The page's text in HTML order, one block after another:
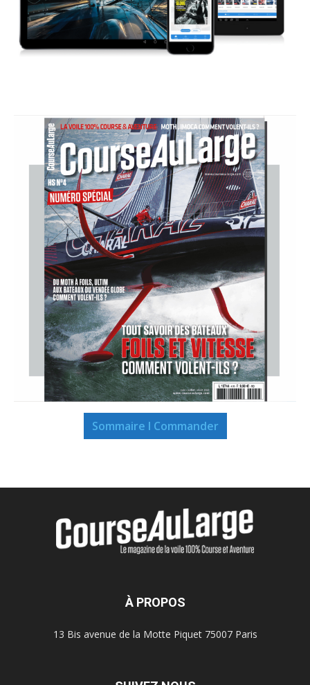
Sommaire I Commander
À PROPOS
13 Bis avenue de la Motte Piquet 75007 Paris